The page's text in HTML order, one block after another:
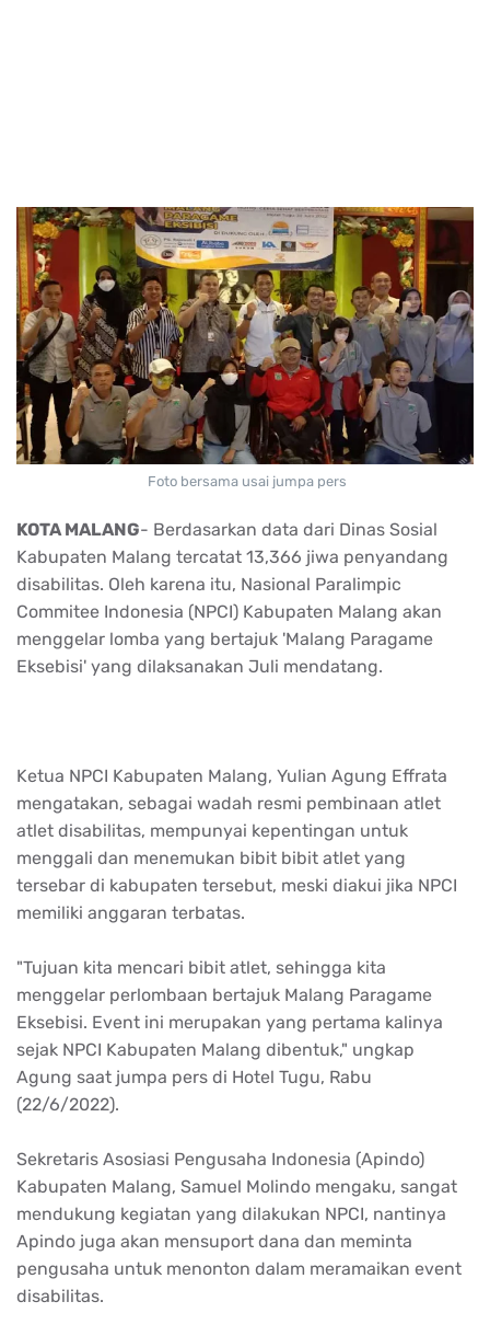
Foto bersama usai jumpa pers
KOTA MALANG- Berdasarkan data dari Dinas Sosial
Kabupaten Malang tercatat 13,366 jiwa penyandang
disabilitas. Oleh karena itu, Nasional Paralimpic
Commitee Indonesia (NPCI) Kabupaten Malang akan
menggelar lomba yang bertajuk 'Malang Paragame
Eksebisi' yang dilaksanakan Juli mendatang.
Ketua NPCI Kabupaten Malang, Yulian Agung Effrata
mengatakan, sebagai wadah resmi pembinaan atlet
atlet disabilitas, mempunyai kepentingan untuk
menggali dan menemukan bibit bibit atlet yang
tersebar di kabupaten tersebut, meski diakui jika NPCI
memiliki anggaran terbatas.
"Tujuan kita mencari bibit atlet, sehingga kita
menggelar perlombaan bertajuk Malang Paragame
Eksebisi. Event ini merupakan yang pertama kalinya
sejak NPCI Kabupaten Malang dibentuk," ungkap
Agung saat jumpa pers di Hotel Tugu, Rabu
(22/6/2022).
Sekretaris Asosiasi Pengusaha Indonesia (Apindo)
Kabupaten Malang, Samuel Molindo mengaku, sangat
mendukung kegiatan yang dilakukan NPCI, nantinya
Apindo juga akan mensuport dana dan meminta
pengusaha untuk menonton dalam meramaikan event
disabilitas.